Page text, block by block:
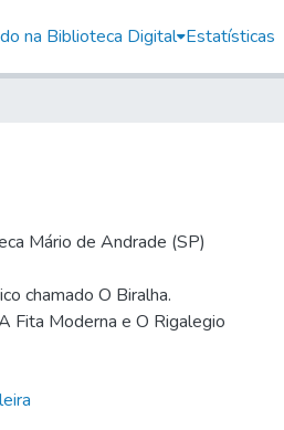
na Biblioteca Digital Estatísticas
Mário de Andrade (SP)
chamado O Biralha.
Fita Moderna e O Rigalegio